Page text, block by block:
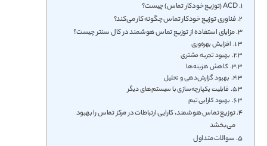
ACD (توزیع خودکار تماس) چیست؟
فناوری توزیع خودکار تماس چگونه کار می­‌کند؟
مزایای استفاده از توزیع تماس هوشمند در کال­ سنتر چیست؟
افزایش بهره‌وری
بهبود تجربه مشتری
کاهش هزینه‌ها
بهبود گزارش‌دهی و تحلیل
قابلیت یکپارچه‌سازی با سیستم‌های دیگر
بهبود کارایی تیم
توزیع تماس هوشمند، کارایی ارتباطات در مرکز تماس را بهبود
می‌بخشد
سوالات متداول